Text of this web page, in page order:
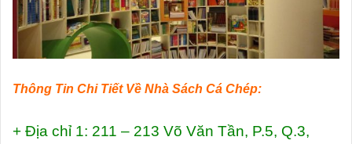
Thông Tin Chi Tiết Về Nhà Sách Cá Chép:
+ Địa chỉ 1: 211 – 213 Võ Văn Tần, P.5, Q.3,